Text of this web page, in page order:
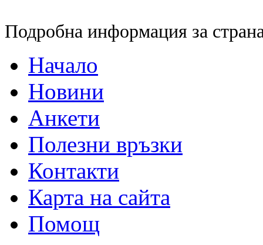
Подробна информация за
Начало
Новини
Анкети
Полезни връзки
Контакти
Карта на сайта
Помощ